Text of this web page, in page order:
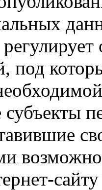
под
субъекты